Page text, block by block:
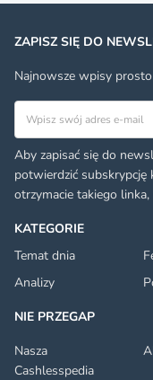
KATEGORIE
Temat dnia
Analizy
NIE PRZEGAP
Nasza
Cashlesspedia
ZAPISZ SIĘ DO
Najnowsze wpisy
Adres email
Aby zapisać się do
potwierdzić subskrypcję
otrzymacie takiego